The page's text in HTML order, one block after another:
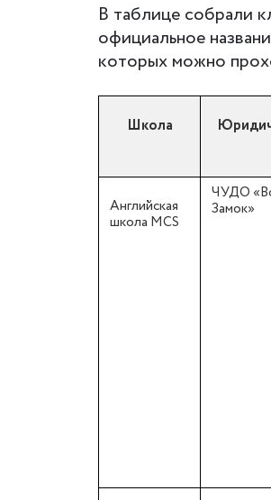
В таблице собрали
официальное
которых можно
Школа
Английская
школа MCS
ЧУДО
Замок»